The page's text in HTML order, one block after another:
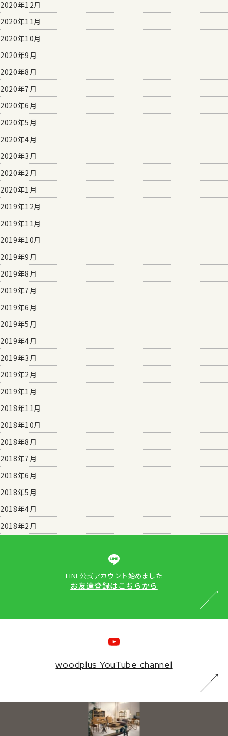
2020年12月
2020年11月
2020年10月
2020年9月
2020年8月
2020年7月
2020年6月
2020年5月
2020年4月
2020年3月
2020年2月
2020年1月
2019年12月
2019年11月
2019年10月
2019年9月
2019年8月
2019年7月
2019年6月
2019年5月
2019年4月
2019年3月
2019年2月
2019年1月
2018年11月
2018年10月
2018年8月
2018年7月
2018年6月
2018年5月
2018年4月
2018年2月
LINE公式アカウント始めました
お友達登録はこちらから
woodplus YouTube channel